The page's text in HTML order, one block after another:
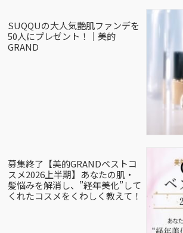
SUQQUの大人気艶肌ファンデを
50人にプレゼント！｜美的
GRAND
募集終了【美的GRANDベストコ
スメ2026上半期】あなたの肌・
髪悩みを解消し、”経年美化”して
くれたコスメをくわしく教えて！